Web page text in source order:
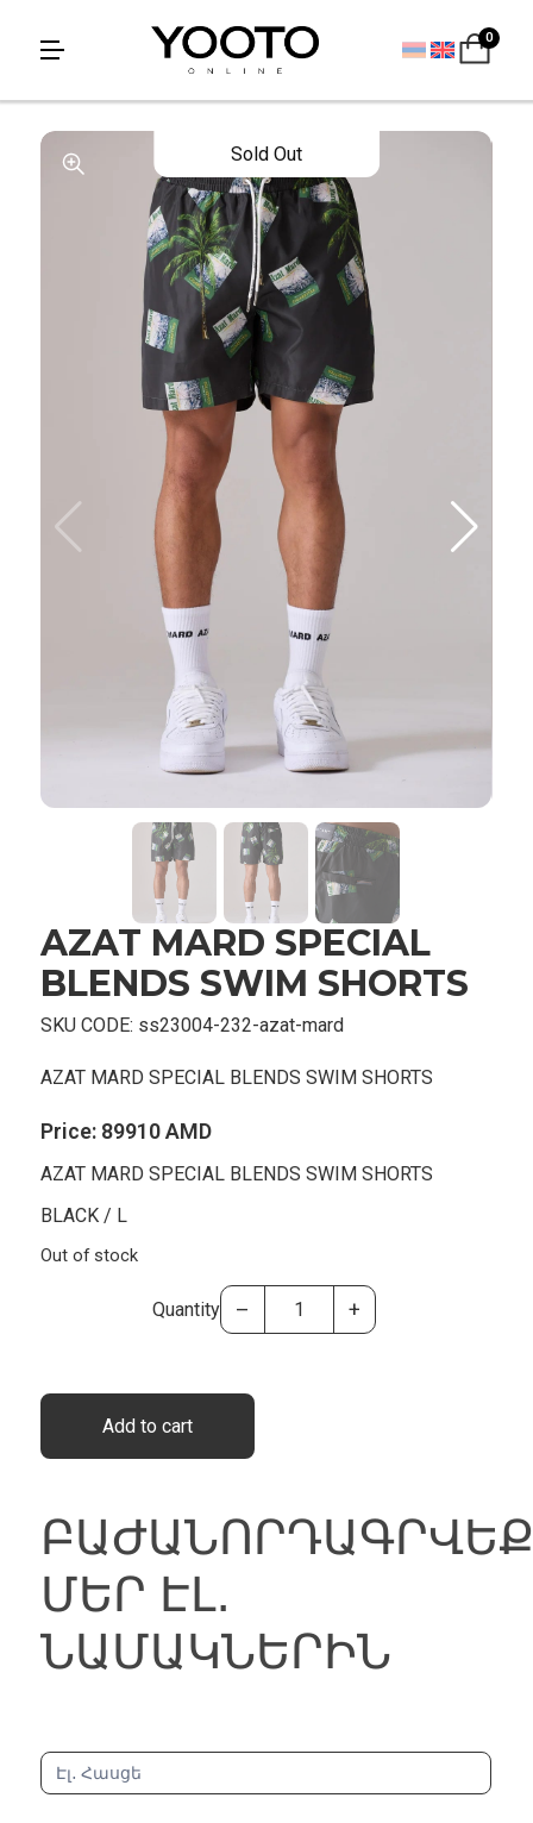
0
Sold Out
AZAT MARD SPECIAL
BLENDS SWIM SHORTS
SKU CODE: ss23004-232-azat-mard
AZAT MARD SPECIAL BLENDS SWIM SHORTS
Price: 89910 AMD
AZAT MARD SPECIAL BLENDS SWIM SHORTS
BLACK / L
Out of stock
Quantity – +
Add to cart
ԲԱԺԱՆՈՐԴԱԳՐՎԵՔ
ՄԵՐ
ԷԼ․
ՆԱՄԱԿՆԵՐԻՆ
ՄԵՐ ԷԼ․
ՆԱՄԱԿՆԵՐԻՆ